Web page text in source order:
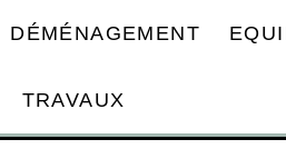
DÉMÉNAGEMENT
TRAVAUX